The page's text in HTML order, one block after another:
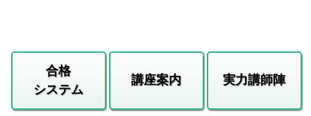
合格
システム
講座案内 実力講師陣